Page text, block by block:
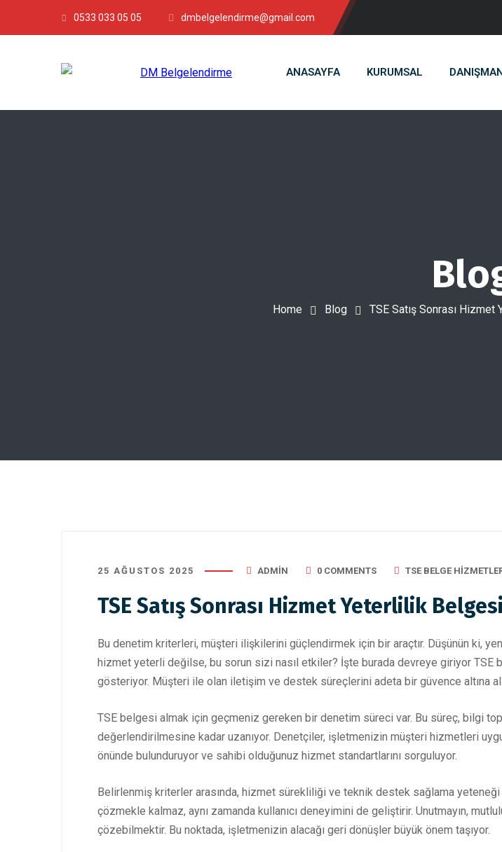
0533 033 05 05 dmbelgelendirme@gmail.com
ANASAYFA KURUMSAL
Home Blog TSE Satış Sonrası
25 AĞUSTOS 2025 ADMIN 0 COMMENTS TSE BELGE
TSE Satış Sonrası Hizmet Yeterlilik
Bu denetim kriterleri, müşteri ilişkilerini güçlendirmek için bir araçtır. Düşünün ki,
hizmet yeterli değilse, bu sorun sizi nasıl etkiler? İşte burada devreye giriyor TSE
gösteriyor. Müşteri ile olan iletişim ve destek süreçlerini adeta bir güvence altına
TSE belgesi almak için geçmeniz gereken bir denetim süreci var. Bu süreç, bilgi
değerlendirilmesine kadar uzanıyor. Denetçiler, işletmenizin müşteri hizmetleri
önünde bulunduruyor ve sahibi olduğunuz hizmet standartlarını sorguluyor.
Belirlenmiş kriterler arasında, hizmet sürekliliği ve teknik destek sağlama yeteneği
çözmekle kalmaz, aynı zamanda kullanıcı deneyimini de geliştirir. Unutmayın,
çözebilmektir. Bu noktada, işletmenizin alacağı geri dönüşler büyük önem taşıyor.